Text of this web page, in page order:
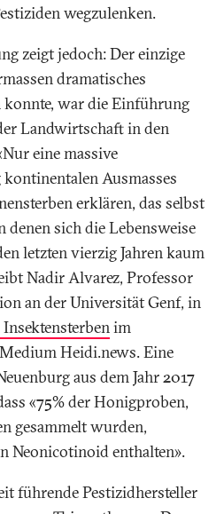
wegzulenken.
zeigt jedoch: Der einzige
dramatisches
konnte, war die Einführung
Landwirtschaft in den
eine massive
Ausmasses
erklären, das selbst
denen sich die Lebensweise
letzten vierzig Jahren kaum
Nadir Alvarez, Professor
an der Universität Genf, in
im
Heidi.news. Eine
aus dem Jahr 2017
«75% der Honigproben,
gesammelt wurden,
Neonicotinoid enthalten».
führende Pestizidhersteller